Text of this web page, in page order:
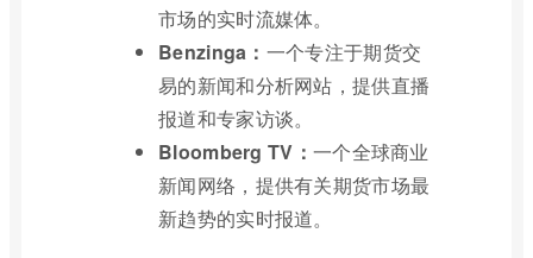
市场的实时流媒体。
Benzinga： 一个专注于期货交
易的新闻和分析网站，提供直播
报道和专家访谈。
Bloomberg TV： 一个全球商业
新闻网络，提供有关期货市场最
新趋势的实时报道。